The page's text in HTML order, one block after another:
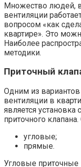
Множество людей, в
вентиляции
вопросом «как
квартире». Это
Наиболее
методики.
Приточный
Одним из
вентиляции в
является
приточного
угловые;
прямые.
Угловые приточные